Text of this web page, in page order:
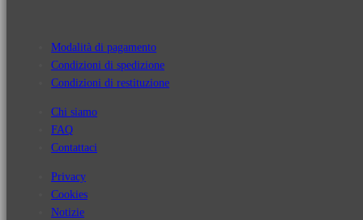
Modalità di pagamento
Condizioni di spedizione
Condizioni di restituzione
Chi siamo
FAQ
Contattaci
Privacy
Cookies
Notizie